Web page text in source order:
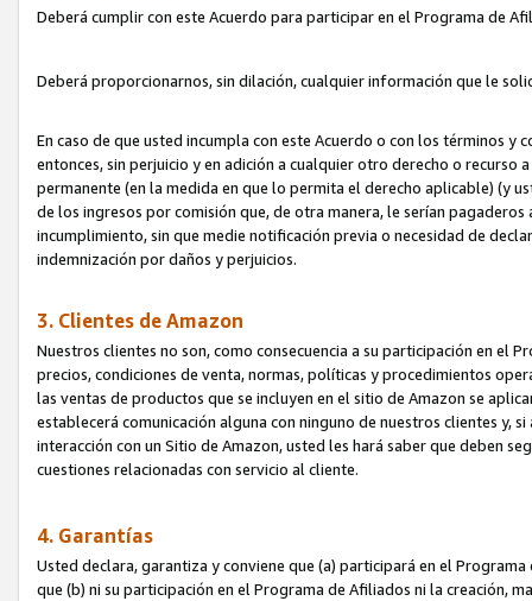
Deberá cumplir con este Acuerdo para participar en el Programa de
Deberá proporcionarnos, sin dilación, cualquier información que le
En caso de que usted incumpla con este Acuerdo o con los términos
entonces, sin perjuicio y en adición a cualquier otro derecho o
permanente (en la medida en que lo permita el derecho aplicable) (y
de los ingresos por comisión que, de otra manera, le serían
incumplimiento, sin que medie notificación previa o necesidad de
indemnización por daños y perjuicios.
3. Clientes de Amazon
Nuestros clientes no son, como consecuencia a su participación en el
precios, condiciones de venta, normas, políticas y procedimientos
las ventas de productos que se incluyen en el sitio de Amazon se
establecerá comunicación alguna con ninguno de nuestros clientes y,
interacción con un Sitio de Amazon, usted les hará saber que deben
cuestiones relacionadas con servicio al cliente.
4. Garantías
Usted declara, garantiza y conviene que (a) participará en el
que (b) ni su participación en el Programa de Afiliados ni la creación,